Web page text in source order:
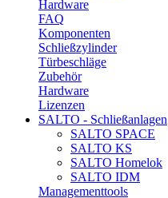
Hardware
FAQ
Komponenten
Schließzylinder
Türbeschläge
Zubehör
Hardware
Lizenzen
SALTO - Schließanlagen
SALTO SPACE
SALTO KS
SALTO Homelok
SALTO IDM
Managementtools